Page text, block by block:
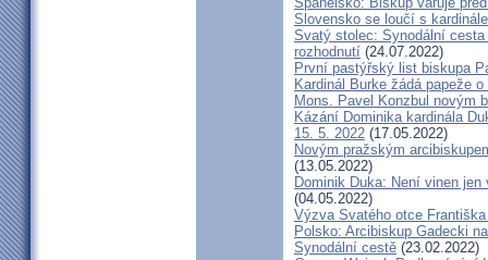
Slovensko se loučí s
Svatý stolec: Synodální
rozhodnutí (24.07.2022)
První pastýřský list biskupa
Kardinál Burke žádá papeže
Mons. Pavel Konzbul novým
Kázání Dominika kardinála
15. 5. 2022 (17.05.2022)
Novým pražským
(13.05.2022)
Dominik Duka: Není vinen
(04.05.2022)
Výzva Svatého otce
Polsko: Arcibiskup Gadecki
Synodální cestě (23.02.2022)